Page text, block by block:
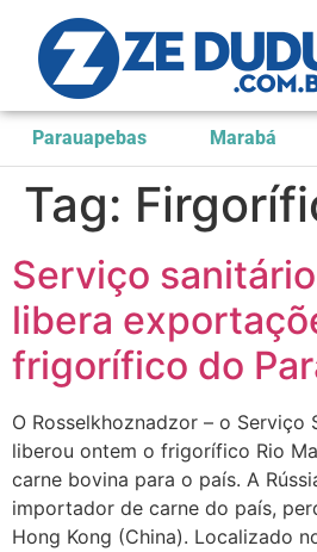
Parauapebas Marabá
Tag:
Serviço
libera
frigorífico do
O Rosselkhoznadzor – o Serviço
liberou ontem o frigorífico Rio
carne bovina para o país. A
importador de carne do país,
Hong Kong (China). Localizado